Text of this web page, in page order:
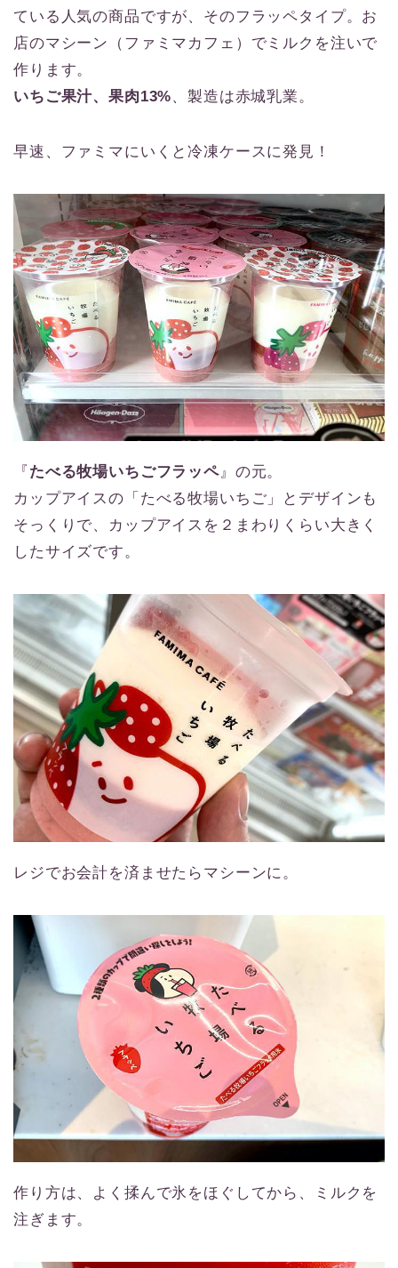
ている人気の商品ですが、そのフラッペタイプ。お
店のマシーン（ファミマカフェ）でミルクを注いで
作ります。
いちご果汁、果肉13%、製造は赤城乳業。
早速、ファミマにいくと冷凍ケースに発見！
『 たべる牧場いちごフラッペ』の元。
カップアイスの「たべる牧場いちご」とデザインも
そっくりで、カップアイスを２まわりくらい大きく
したサイズです。
レジでお会計を済ませたらマシーンに。
作り方は、よく揉んで氷をほぐしてから、ミルクを
注ぎます。